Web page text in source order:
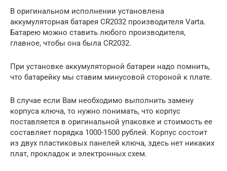
В оригинальном исполнении установлена
аккумуляторная батарея CR2032 производителя Varta.
Батарею можно ставить любого производителя,
главное, чтобы она была CR2032.
При установке аккумуляторной батареи надо помнить,
что батарейку мы ставим минусовой стороной к плате.
В случае если Вам необходимо выполнить замену
корпуса ключа, то нужно понимать, что корпус
поставляется в оригинальной упаковке и стоимость ее
составляет порядка 1000-1500 рублей. Корпус состоит
из двух пластиковых панелей ключа, здесь нет никаких
плат, прокладок и электронных схем.